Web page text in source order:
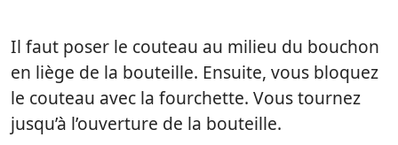
Il faut poser le couteau au milieu du bouchon
en liège de la bouteille. Ensuite, vous bloquez
le couteau avec la fourchette. Vous tournez
jusqu’à l’ouverture de la bouteille.